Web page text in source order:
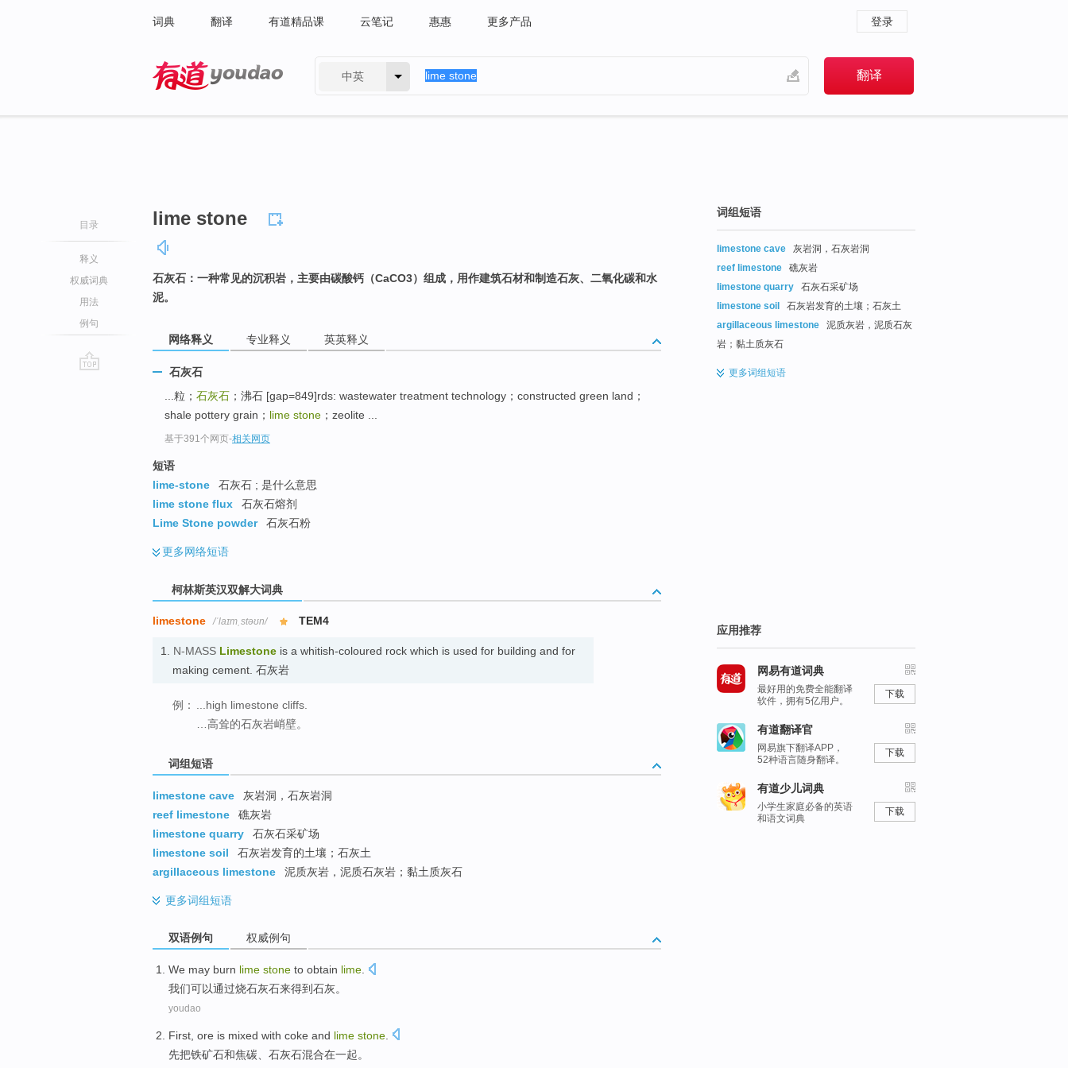
词典 翻译 有道精品课 云笔记 惠惠 更多产品 登录
中英
目录
释义
权威词典
用法
例句
lime stone
石灰石：一种常见的沉积岩，主要由碳酸钙（CaCO3）组成，用作建筑石材和制造石灰、二氧化碳和水
泥。
网络释义 专业释义 英英释义
石灰石
...粒； 石灰石 ；沸石 [gap=849]rds: wastewater treatment technology；constructed green land；
shale pottery grain； lime stone ；zeolite ...
基于391个网页-相关网页
短语
lime-stone
石灰石 ; 是什么意思
lime stone flux
石灰石熔剂
Lime Stone powder
石灰石粉
更多网络短语
柯林斯英汉双解大词典
limestone /ˈlaɪmˌstəʊn/ TEM4
1. N-MASS Limestone is a whitish-coloured rock which is used for building and for
making cement. 石灰岩
例： ...high limestone cliffs.
…高耸的石灰岩峭壁。
词组短语
limestone cave
灰岩洞，石灰岩洞
reef limestone
礁灰岩
limestone quarry
石灰石采矿场
limestone soil
石灰岩发育的土壤；石灰土
argillaceous limestone
泥质灰岩，泥质石灰岩；黏土质灰石
更多词组短语
双语例句 权威例句
We may burn lime stone to obtain lime
我们可以通过烧石灰石来得到石灰。
youdao
First ore is mixed with coke and lime stone
先把铁矿石和焦碳 石灰石混合在一起。
词组短语
limestone cave
灰岩洞，石灰岩洞
reef limestone
礁灰岩
limestone quarry
石灰石采矿场
limestone soil
石灰岩发育的土壤；石灰土
argillaceous limestone
泥质灰岩，泥质石灰
岩；黏土质灰石
更多词组短语
应用推荐